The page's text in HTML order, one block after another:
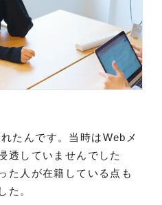
たんです。当時はWebメ
透していませんでした
た人が在籍している点も
た。